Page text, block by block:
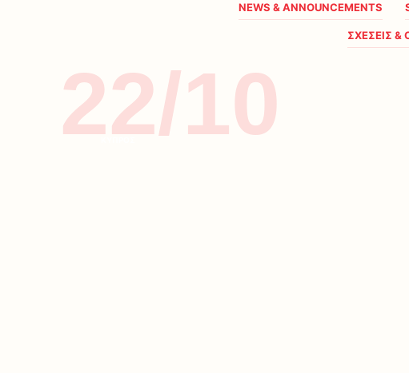
NEWS & ANNOUNCEMENTS
ΣΧΕΣΕΙΣ &
22/10